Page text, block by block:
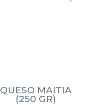
QUESO MAITIA
(250 GR)